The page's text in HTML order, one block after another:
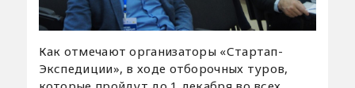
Как отмечают организаторы «Стартап-
Экспедиции», в ходе отборочных туров,